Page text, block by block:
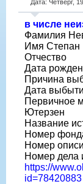
Дата: Четверг,
в числе
Фамилия
Имя Степан
Отчество
Дата
Причина
Дата
Первичное
Ютерзен
Название
Номер
Номер
Номер дела
https://
id=78420883